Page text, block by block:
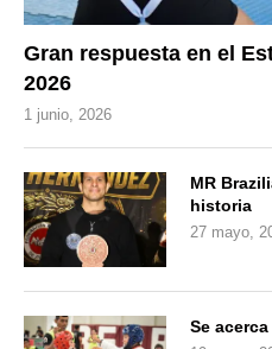
Gran respuesta en el
2026
1 junio, 2026
MR
historia
27 mayo,
Se